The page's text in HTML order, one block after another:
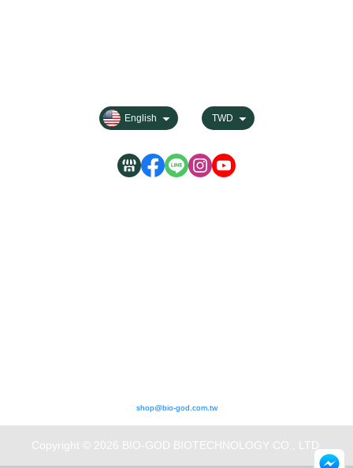
shop@bio-god.com.tw
English TWD
Copyright © 2026 BIO-GOD BIOTECHNOLOGY CO., LTD.